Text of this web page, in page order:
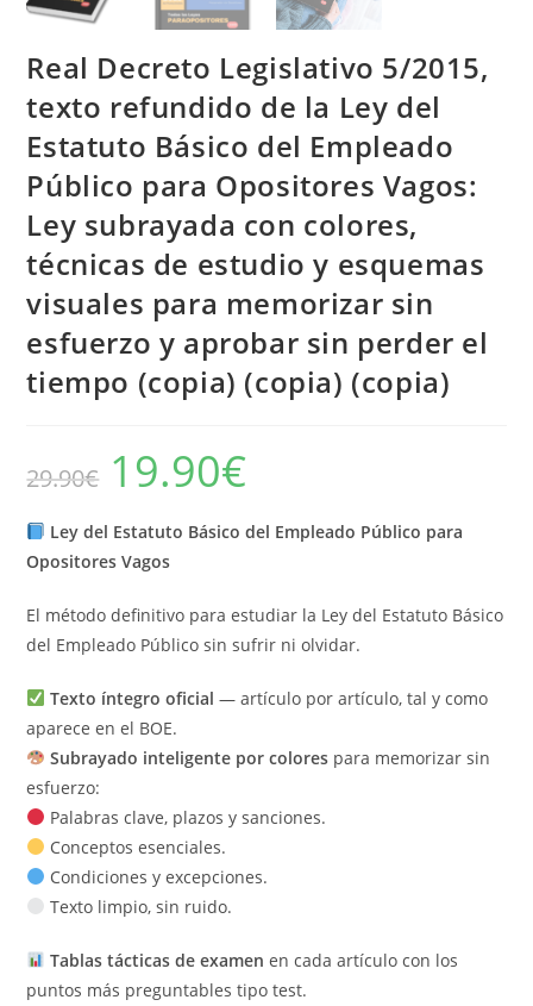
Real Decreto Legislativo 5/2015,
texto refundido de la Ley del
Estatuto Básico del Empleado
Público para Opositores Vagos:
Ley subrayada con colores,
técnicas de estudio y esquemas
visuales para memorizar sin
esfuerzo y aprobar sin perder el
tiempo (copia) (copia) (copia)
29.90€
El
precio
original
29.90€.
19.90€
19.90€.
Ley del Estatuto Básico del Empleado Público para
Opositores Vagos
El método definitivo para estudiar la Ley del Estatuto Básico
del Empleado Público sin sufrir ni olvidar.
Texto íntegro oficial — artículo por artículo, tal y como
aparece en el BOE.
Subrayado inteligente por colores para memorizar sin
esfuerzo:
Palabras clave, plazos y sanciones.
Conceptos esenciales.
Condiciones y excepciones.
Texto limpio, sin ruido.
Tablas tácticas de examen en cada artículo con los
puntos más preguntables tipo test.